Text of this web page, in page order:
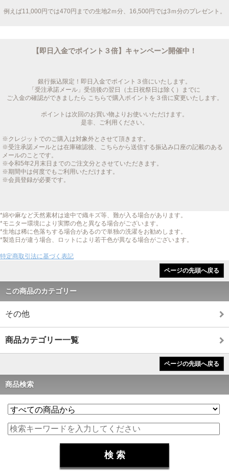
例えば11,000円では470円までの生地2ｍ分、16,500円では3ｍ分のプレゼント。
【即日入金でポイント３倍】キャンペーン開催中！
銀行振込限定！即日入金でポイント３倍にいたします。
「受注承諾メール」受信後の翌日（土日祝祭日は除く）までに
ご入金の確認ができましたら こちらで購入ポイントを３倍に変更いたします。
ポイントは次回のお買い物よりお使いいただけます。
是非、ご利用ください。
※クレジットでのご購入は対象外とさせて頂きます。
※受注承諾メールとは在庫確認後、こちらから送信する振込み口座の記載のある
メールのことです。
※令和5年2月末日までのご注文分とさせていただきます。
※期間中は何度でもご利用いただけます。
※会員登録が必要です。
*綿や麻など天然素材は途中で織キズ等、難が入る場合があります。
*モニター環境により実際の色と異なる場合がございます。
*生地は稀に色落ちする場合があるので単独の洗濯をお勧めします。
*製造日が違う場合、ロットにより若干色が異なる場合がございます。
特定商取引法に基づく表記
ページの先頭へ戻る
この商品のカテゴリー
その他
商品カテゴリー一覧
ページの先頭へ戻る
商品検索